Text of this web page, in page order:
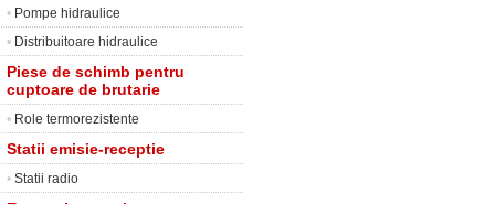
• Pompe hidraulice
• Distribuitoare hidraulice
Piese de schimb pentru
cuptoare de brutarie
• Role termorezistente
Statii emisie-receptie
• Statii radio